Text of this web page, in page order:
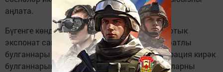
аңлата.
Бүгенге көндә музей фондында 10000нән артык
экспонат саклана. Аларның бик яхшы сыйфатлы
булганнары гына күргәзмәгә куела. Реставрация кирәк
булганнарын, сирәк очрый торган экспонатларны